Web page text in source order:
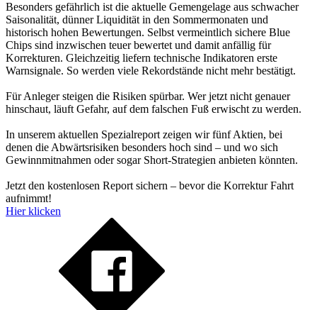
Besonders gefährlich ist die aktuelle Gemengelage aus schwacher
Saisonalität, dünner Liquidität in den Sommermonaten und
historisch hohen Bewertungen. Selbst vermeintlich sichere Blue
Chips sind inzwischen teuer bewertet und damit anfällig für
Korrekturen. Gleichzeitig liefern technische Indikatoren erste
Warnsignale. So werden viele Rekordstände nicht mehr bestätigt.
Für Anleger steigen die Risiken spürbar. Wer jetzt nicht genauer
hinschaut, läuft Gefahr, auf dem falschen Fuß erwischt zu werden.
In unserem aktuellen Spezialreport zeigen wir fünf Aktien, bei
denen die Abwärtsrisiken besonders hoch sind – und wo sich
Gewinnmitnahmen oder sogar Short-Strategien anbieten könnten.
Jetzt den kostenlosen Report sichern – bevor die Korrektur Fahrt
aufnimmt!
Hier klicken